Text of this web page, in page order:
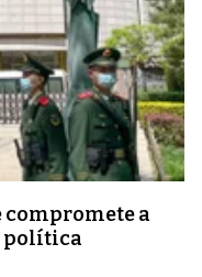
compromete a
política